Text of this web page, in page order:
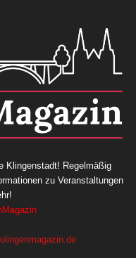
Klingenstadt! Regelmäßig
zu Veranstaltungen